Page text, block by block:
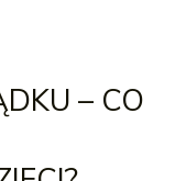
– CO